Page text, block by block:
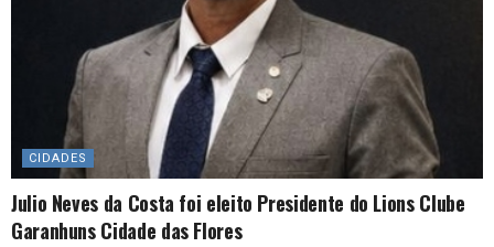
CIDADES
Julio Neves da Costa foi eleito Presidente do Lions Clube
Garanhuns Cidade das Flores